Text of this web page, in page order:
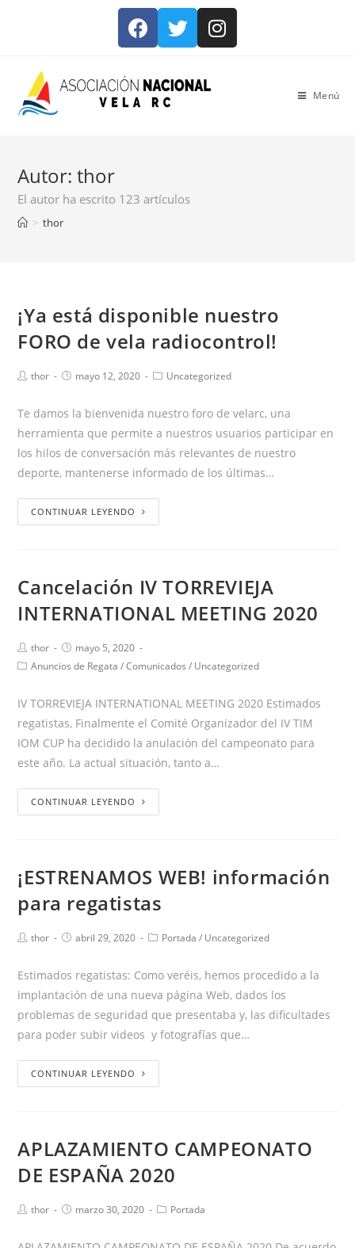
Menú
Autor:thor
El autor ha escrito 123 artículos
> thor
¡Ya está disponible nuestro
FORO de vela radiocontrol!
thor mayo 12, 2020 Uncategorized
Te damos la bienvenida nuestro foro de velarc, una
herramienta que permite a nuestros usuarios participar en
los hilos de conversación más relevantes de nuestro
deporte, mantenerse informado de los últimas…
CONTINUAR LEYENDO
Cancelación IV TORREVIEJA
INTERNATIONAL MEETING 2020
thor
mayo 5, 2020
Anuncios de Regata / Comunicados / Uncategorized
IV TORREVIEJA INTERNATIONAL MEETING 2020 Estimados
regatistas, Finalmente el Comité Organizador del IV TIM
IOM CUP ha decidido la anulación del campeonato para
este año. La actual situación, tanto a…
CONTINUAR LEYENDO
¡ESTRENAMOS WEB! información
para regatistas
thor abril 29, 2020 Portada / Uncategorized
Estimados regatistas: Como veréis, hemos procedido a la
implantación de una nueva página Web, dados los
problemas de seguridad que presentaba y, las dificultades
para poder subir videos y fotografías que…
CONTINUAR LEYENDO
APLAZAMIENTO CAMPEONATO
DE ESPAÑA 2020
thor marzo 30, 2020 Portada